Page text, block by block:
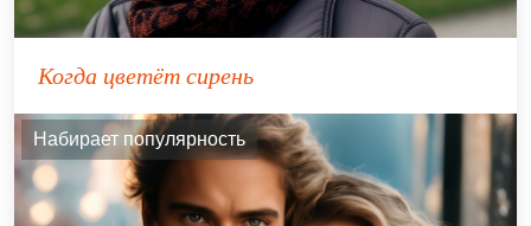
Когда цветёт сирень
Набирает популярность